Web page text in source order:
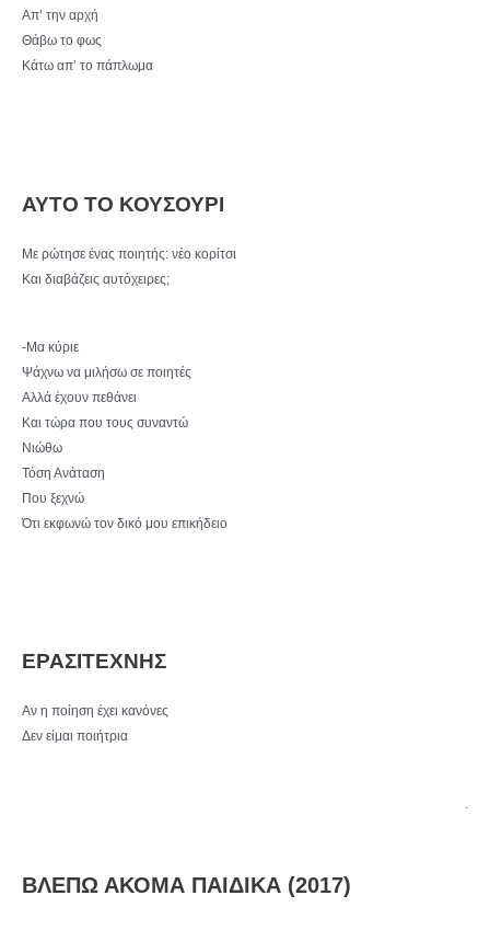
Απ’ την αρχή
Θάβω το φως
Κάτω απ’ το πάπλωμα
ΑΥΤΟ ΤΟ ΚΟΥΣΟΥΡΙ
Με ρώτησε ένας ποιητής: νέο κορίτσι
Και διαβάζεις αυτόχειρες;
-Μα κύριε
Ψάχνω να μιλήσω σε ποιητές
Αλλά έχουν πεθάνει
Και τώρα που τους συναντώ
Νιώθω
Τόση Ανάταση
Που ξεχνώ
Ότι εκφωνώ τον δικό μου επικήδειο
ΕΡΑΣΙΤΕΧΝΗΣ
Αν η ποίηση έχει κανόνες
Δεν είμαι ποιήτρια
.
ΒΛΕΠΩ ΑΚΟΜΑ ΠΑΙΔΙΚΑ (2017)